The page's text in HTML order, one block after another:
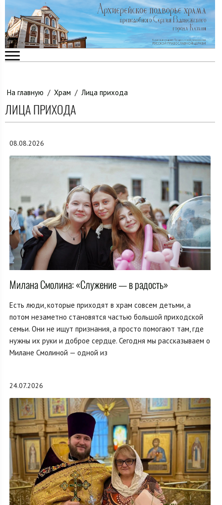
На главную / Храм / Лица прихода
ЛИЦА ПРИХОДА
08.08.2026
Милана Смолина: «Служение — в радость»
Есть люди, которые приходят в храм совсем детьми, а
потом незаметно становятся частью большой приходской
семьи. Они не ищут признания, а просто помогают там, где
нужны их руки и доброе сердце. Сегодня мы рассказываем о
Милане Смолиной — одной из
24.07.2026